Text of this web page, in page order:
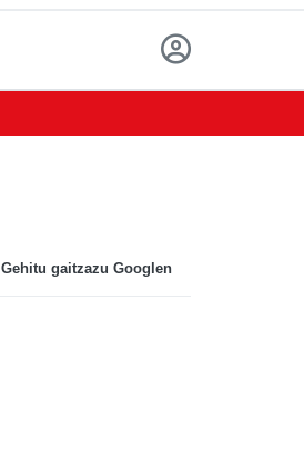
Gehitu gaitzazu Googlen